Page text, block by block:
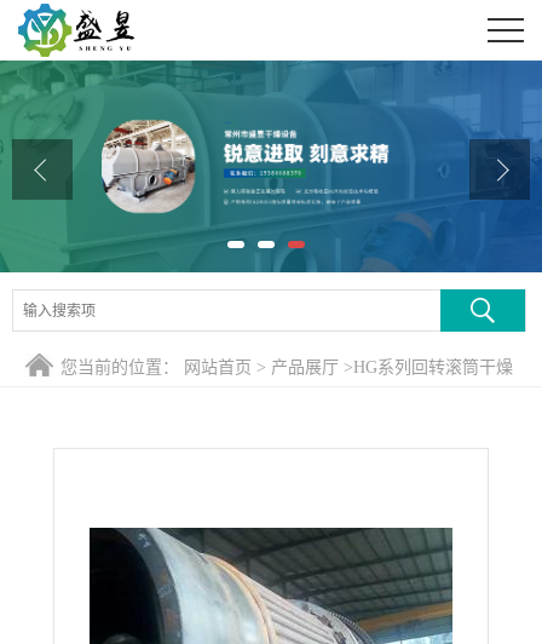
公司首页
公司介绍
公司动态
产品展厅
证书荣誉
联系方式
您当前的位置： 网站首页 > 产品展厅 >HG系列回转滚筒干燥